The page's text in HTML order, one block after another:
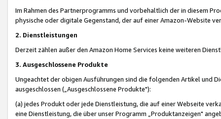
Im Rahmen des Partnerprogramms und vorbehaltlich der in diesem
physische oder digitale Gegenstand, der auf einer Amazon-Website
2. Dienstleistungen
Derzeit zählen außer den Amazon Home Services keine weiteren
3. Ausgeschlossene Produkte
Ungeachtet der obigen Ausführungen sind die folgenden Artikel und
ausgeschlossen („Ausgeschlossene Produkte"):
(a) jedes Produkt oder jede Dienstleistung, die auf einer Webseite
eine Dienstleistung, die über unser Programm „Produktanzeigen"